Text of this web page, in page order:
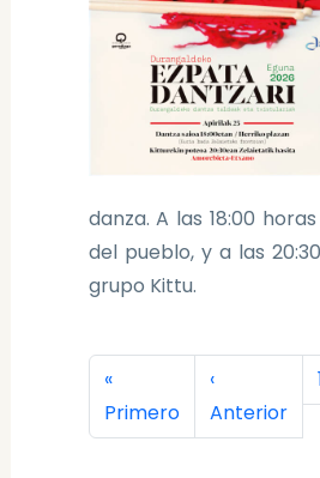
danza. A las 18:00
del pueblo, y a las
grupo Kittu.
Paginación
Primera página
«
Primero
Página
‹
Anterior